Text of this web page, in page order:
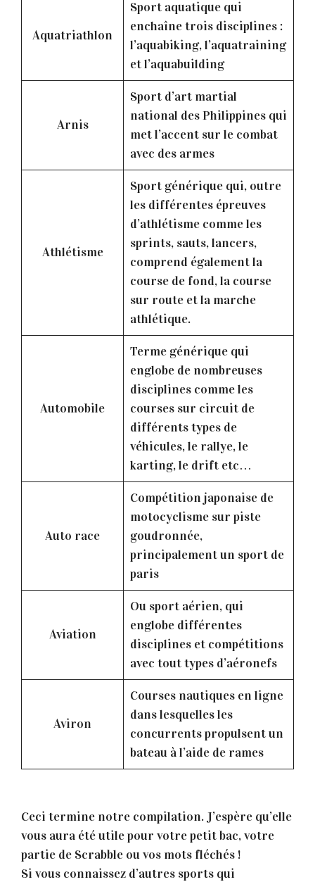
Aquatriathlon
Sport aquatique qui
enchaîne trois disciplines :
l’aquabiking, l’aquatraining
et l’aquabuilding
Arnis
Sport d’art martial
national des Philippines qui
met l’accent sur le combat
avec des armes
Athlétisme
Sport générique qui, outre
les différentes épreuves
d’athlétisme comme les
sprints, sauts, lancers,
comprend également la
course de fond, la course
sur route et la marche
athlétique.
Automobile
Terme générique qui
englobe de nombreuses
disciplines comme les
courses sur circuit de
différents types de
véhicules, le rallye, le
karting, le drift etc…
Auto race
Compétition japonaise de
motocyclisme sur piste
goudronnée,
principalement un sport de
paris
Aviation
Ou sport aérien, qui
englobe différentes
disciplines et compétitions
avec tout types d’aéronefs
Aviron
Courses nautiques en ligne
dans lesquelles les
concurrents propulsent un
bateau à l’aide de rames
Ceci termine notre compilation. J’espère qu’elle
vous aura été utile pour votre petit bac, votre
partie de Scrabble ou vos mots fléchés !
Si vous connaissez d’autres sports qui